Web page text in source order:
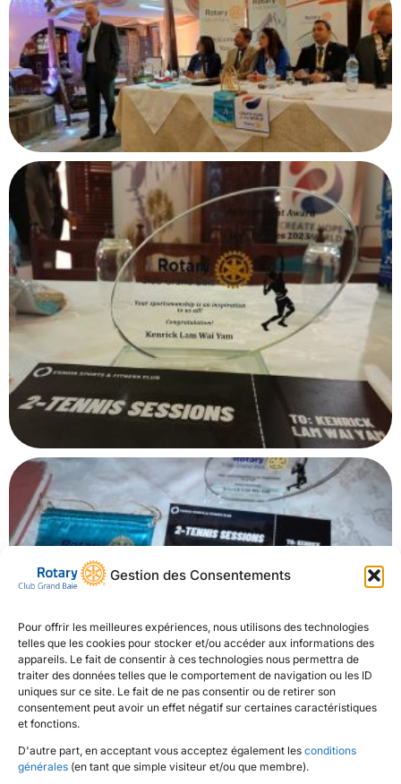
Gestion des Consentements
Pour offrir les meilleures expériences, nous utilisons des technologies
telles que les cookies pour stocker et/ou accéder aux informations des
appareils. Le fait de consentir à ces technologies nous permettra de
traiter des données telles que le comportement de navigation ou les ID
uniques sur ce site. Le fait de ne pas consentir ou de retirer son
consentement peut avoir un effet négatif sur certaines caractéristiques
et fonctions.
D'autre part, en acceptant vous acceptez également les conditions
générales (en tant que simple visiteur et/ou que membre).